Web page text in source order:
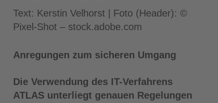
Text: Kerstin Velhorst | Foto (Header): ©
Pixel-Shot – stock.adobe.com
Anregungen zum sicheren Umgang
Die Verwendung des IT-Verfahrens
ATLAS unterliegt genauen Regelungen